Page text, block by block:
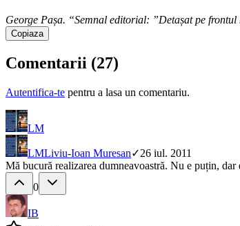
George Pașa. “Semnal editorial: ”Detașat pe
Copiaza
Comentarii (27)
Autentifica-te pentru a lasa un comentariu.
LM
LMLiviu-Ioan Muresan✓26 iul. 2011
Mă bucură realizarea dumneavoastră. Nu e puțin,
0
IB